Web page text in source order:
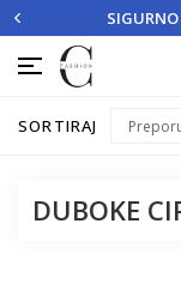
PRIJAVITE SE
DUBOKE
SORTIRAJ